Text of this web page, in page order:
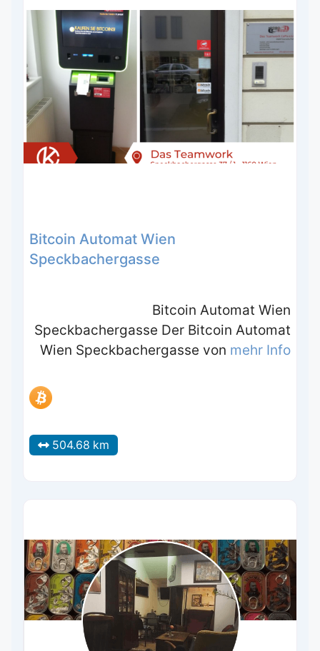
Bitcoin Automat Wien
Speckbachergasse
Bitcoin Automat Wien
Speckbachergasse Der Bitcoin Automat
Wien Speckbachergasse von mehr Info
504.68 km